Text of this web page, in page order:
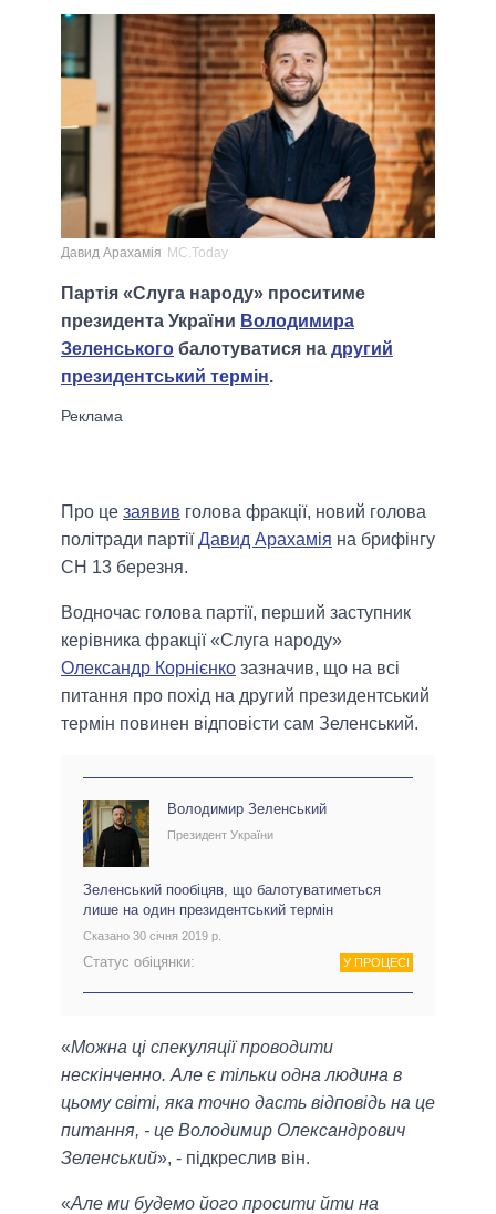
Давид Арахамія MC.Today
Партія «Слуга народу» проситиме
президента України Володимира
Зеленського балотуватися на другий
президентський термін.
Про це заявив голова фракції, новий голова
політради партіїДавид Арахамія на брифінгу
СН 13 березня.
Водночас голова партії, перший заступник
керівника фракції «Слуга народу»
Олександр Корнієнко зазначив, що на всі
питання про похід на другий президентський
термін повинен відповісти сам Зеленський.
Володимир Зеленський
Президент України
Зеленський пообіцяв, що балотуватиметься
лише на один президентський термін
Сказано 30 січня 2019 р.
Статус обіцянки: У ПРОЦЕСІ
«Можна ці спекуляції проводити
нескінченно. Але є тільки одна людина в
цьому світі, яка точно дасть відповідь на це
питання, - це Володимир Олександрович
Зеленський», - підкреслив він.
«Але ми будемо його просити йти на